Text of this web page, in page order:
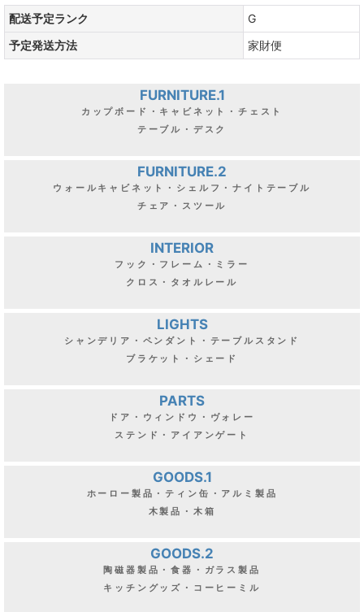
配送予定ランク
G
予定発送方法
家財便
FURNITURE.1
カップボード・キャビネット・チェスト
テーブル・デスク
FURNITURE.2
ウォールキャビネット・シェルフ・ナイトテーブル
チェア・スツール
INTERIOR
フック・フレーム・ミラー
クロス・タオルレール
LIGHTS
シャンデリア・ペンダント・テーブルスタンド
ブラケット・シェード
PARTS
ドア・ウィンドウ・ヴォレー
ステンド・アイアンゲート
GOODS.1
ホーロー製品・ティン缶・アルミ製品
木製品・木箱
GOODS.2
陶磁器製品・食器・ガラス製品
キッチングッズ・コーヒーミル